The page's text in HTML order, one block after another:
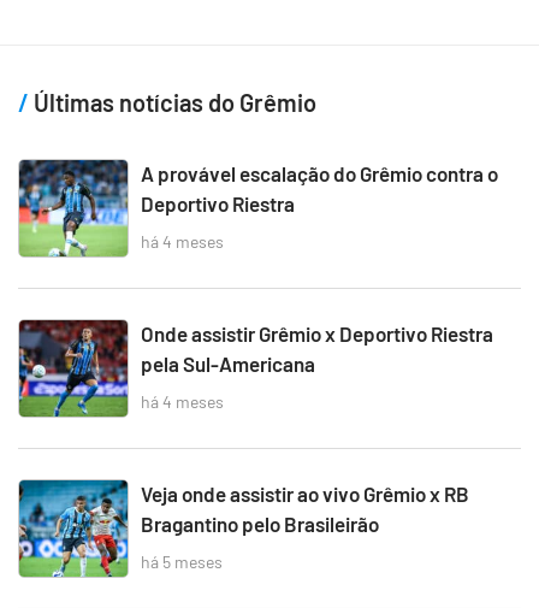
Últimas notícias do Grêmio
A provável escalação do Grêmio contra o
Deportivo Riestra
há 4 meses
Onde assistir Grêmio x Deportivo Riestra
pela Sul-Americana
há 4 meses
Veja onde assistir ao vivo Grêmio x RB
Bragantino pelo Brasileirão
há 5 meses